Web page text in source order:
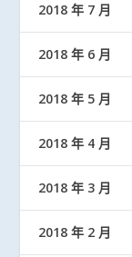
2018 年 7 月
2018 年 6 月
2018 年 5 月
2018 年 4 月
2018 年 3 月
2018 年 2 月